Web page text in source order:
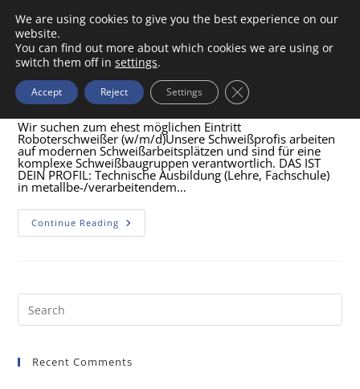
Wir suchen dich!
Marco Reinsbach 17/03/2021
Wir suchen zum ehest möglichen Eintritt
Roboterschweißer (w/m/d)Unsere Schweißprofis arbeiten
auf modernen Schweißarbeitsplätzen und sind für eine
komplexe Schweißbaugruppen verantwortlich. DAS IST
DEIN PROFIL: Technische Ausbildung (Lehre, Fachschule)
in metallbe-/verarbeitendem…
Continue Reading
Recent Comments
We are using cookies to give you the best experience on our
website.
You can find out more about which cookies we are using or
switch them off in settings.
Accept Reject Settings Close GDPR Cookie